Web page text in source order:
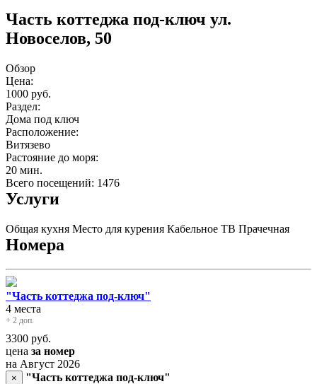
Часть коттеджа под-ключ ул.
Новоселов, 50
Обзор
Цена:
1000 руб.
Раздел:
Дома под ключ
Расположение:
Витязево
Растояние до моря:
20 мин.
Всего посещений: 1476
Услуги
Общая кухня Место для курения Кабельное ТВ Прачечная
Номера
"Часть коттеджа под-ключ"
4 места
+ 2 доп.
3300 руб.
цена за номер
на Август 2026
×
"Часть коттеджа под-ключ"